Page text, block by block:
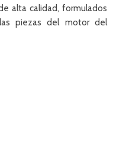
alta calidad, formulados
piezas del motor del